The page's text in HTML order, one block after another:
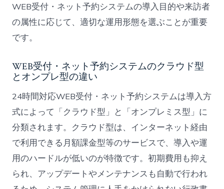
WEB受付・ネット予約システムの導入目的や来訪者
の属性に応じて、適切な運用形態を選ぶことが重要
です。
WEB受付・ネット予約システムのクラウド型
とオンプレ型の違い
24時間対応WEB受付・ネット予約システムは導入方
式によって「クラウド型」と「オンプレミス型」に
分類されます。クラウド型は、インターネット経由
で利用できる月額課金型等のサービスで、導入や運
用のハードルが低いのが特徴です。初期費用も抑え
られ、アップデートやメンテナンスも自動で行われ